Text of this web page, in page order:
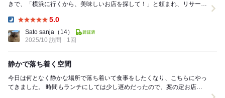
きで、「横浜に行くから、美味しいお店を探して！」と頼まれ、リサーチ
5.0
Sato sanja （14）
2025/10 訪問
1回
静かで落ち着く空間
今日は何となく静かな場所で落ち着いて食事をしたくなり、こちらにやっ
てきました。 時間もランチにしては少し遅めだったので、案の定お店は